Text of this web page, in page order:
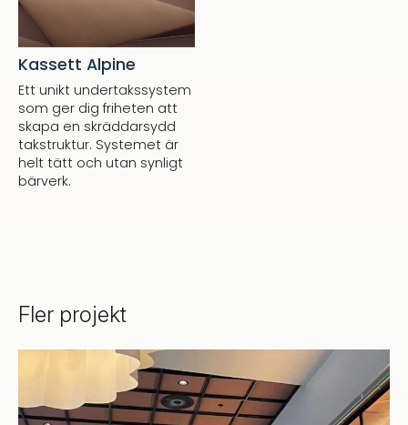
Kassett Alpine
Ett unikt undertakssystem
som ger dig friheten att
skapa en skräddarsydd
takstruktur. Systemet är
helt tätt och utan synligt
bärverk.
Fler projekt